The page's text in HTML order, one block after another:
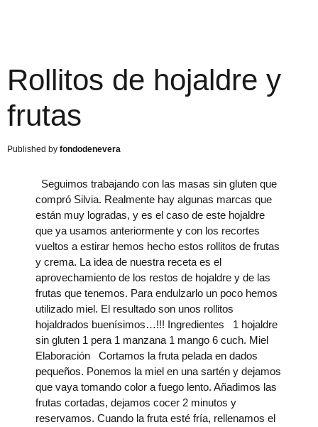
Rollitos de hojaldre y
frutas
fondodenevera
Seguimos trabajando con las masas sin gluten que
compró Silvia. Realmente hay algunas marcas que
están muy logradas, y es el caso de este hojaldre
que ya usamos anteriormente y con los recortes
vueltos a estirar hemos hecho estos rollitos de frutas
y crema. La idea de nuestra receta es el
aprovechamiento de los restos de hojaldre y de las
frutas que tenemos. Para endulzarlo un poco hemos
utilizado miel. El resultado son unos rollitos
hojaldrados buenísimos…!!! Ingredientes 1 hojaldre
sin gluten 1 pera 1 manzana 1 mango 6 cuch. Miel
Elaboración Cortamos la fruta pelada en dados
pequeños. Ponemos la miel en una sartén y dejamos
que vaya tomando color a fuego lento. Añadimos las
frutas cortadas, dejamos cocer 2 minutos y
reservamos. Cuando la fruta esté fría, rellenamos el